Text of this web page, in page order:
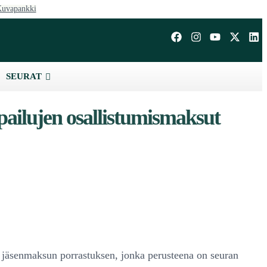
SEURAT
osallistumismaksut
porrastuksen, jonka perusteena on seuran